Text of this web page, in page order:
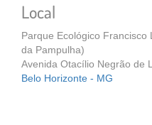
Local
Parque Ecológico Francisco
da Pampulha)
Avenida Otacílio Negrão de
Belo Horizonte - MG